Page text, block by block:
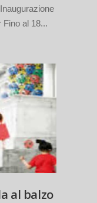
Fino al 18...
al balzo